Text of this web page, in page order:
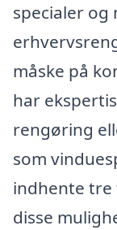
specialer og
måske på
har
rengøring
som
indhente tre
disse